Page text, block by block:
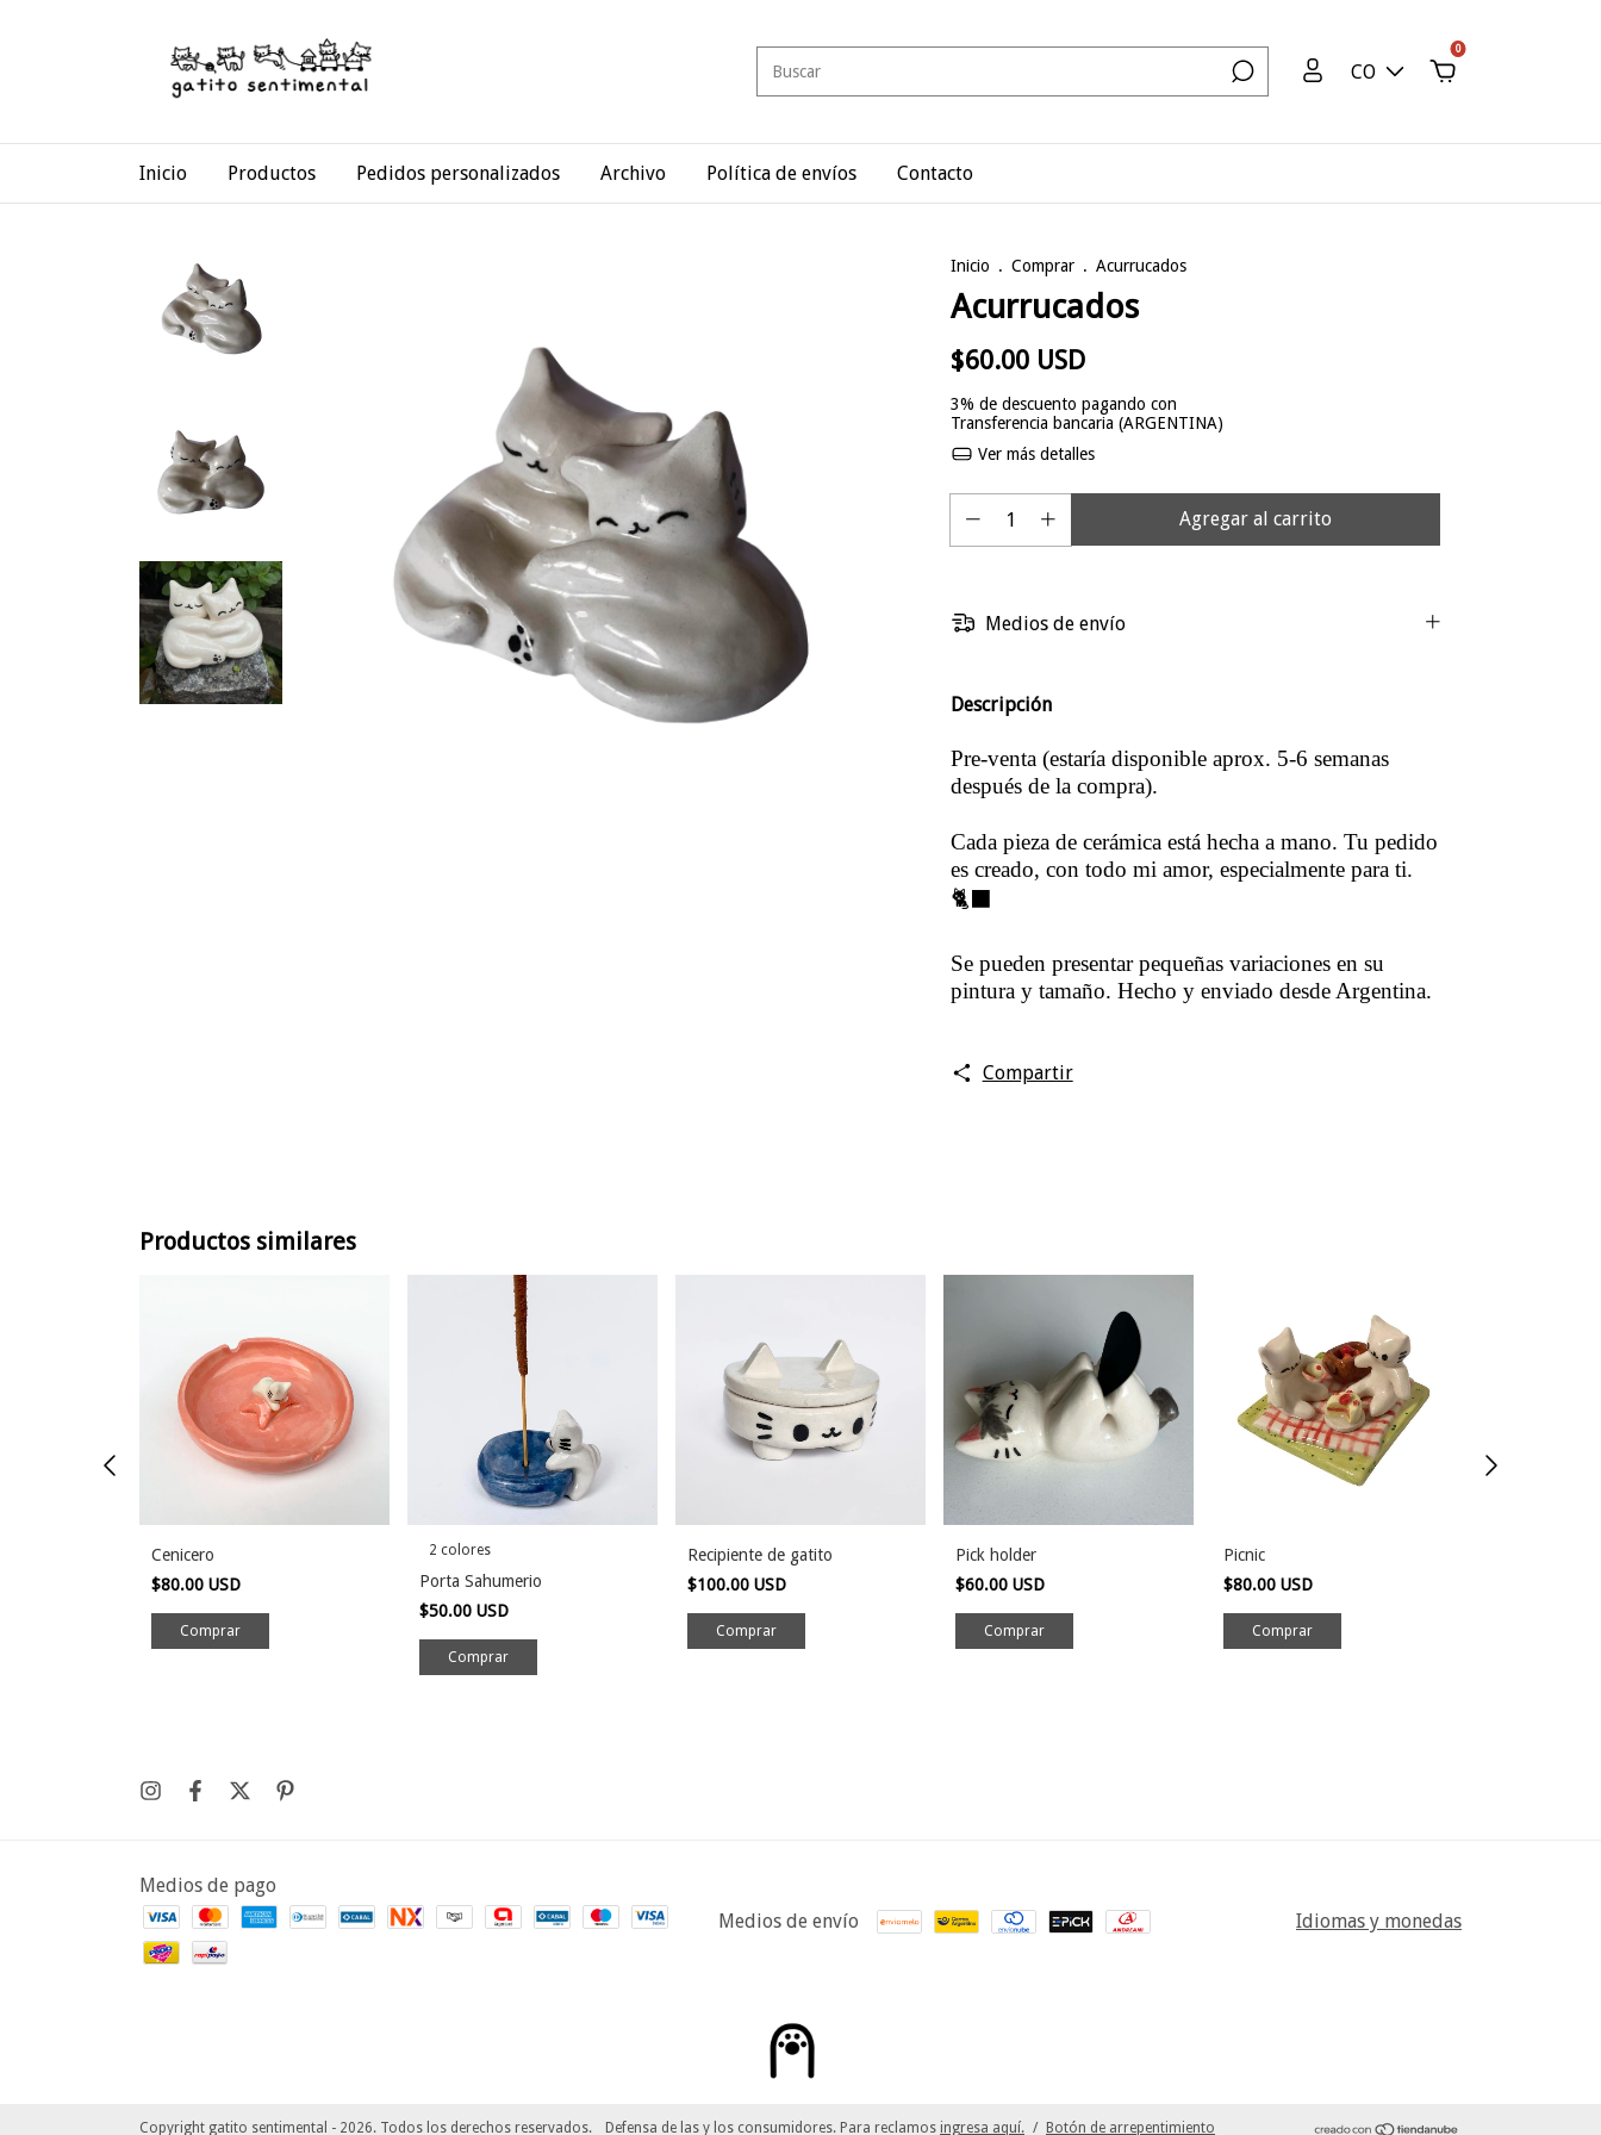
CO
0
Inicio Productos Pedidos personalizados Archivo Política de envíos Contacto
Inicio . Comprar . Acurrucados
Acurrucados
$60.00 USD
3% de descuento pagando con
Transferencia bancaria (ARGENTINA)
Ver más detalles
Medios de envío
Descripción
Pre-venta (estaría disponible aprox. 5-6 semanas
después de la compra).
Cada pieza de cerámica está hecha a mano. Tu pedido
es creado, con todo mi amor, especialmente para ti.
🐈‍⬛
Se pueden presentar pequeñas variaciones en su
pintura y tamaño. Hecho y enviado desde Argentina.
Compartir
Productos similares
Cenicero
$80.00 USD
2 colores
Porta Sahumerio
$50.00 USD
Comprar
Recipiente de gatito
$100.00 USD
Pick holder
$60.00 USD
Picnic
$80.00 USD
Medios de pago
Medios de envío
Idiomas y monedas
Copyright gatito sentimental - 2026. Todos los derechos reservados. Defensa de las y los consumidores. Para reclamos ingresa aquí. / Botón de arrepentimiento